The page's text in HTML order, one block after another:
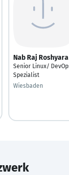
Nab Raj Roshyara
Senior Linux/
Spezialist
Wiesbaden